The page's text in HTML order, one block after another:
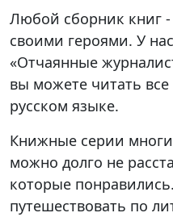
Любой сборник книг
своими героями. У
«Отчаянные
вы можете читать
русском языке.
Книжные серии
можно долго не
которые
путешествовать по